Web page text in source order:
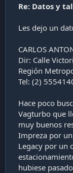
Re: Datos y
Les dejo un
CARLOS
Dir: Calle
Región
Tel: (2)
Hace poco
Vagturbo que
muy buenos
Impreza por
Legacy por un
hubiese